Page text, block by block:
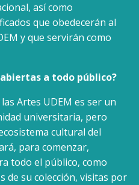
así como
que obedecerán al
y que servirán como
a todo público?
Artes UDEM es ser un
universitaria, pero
cultural del
para comenzar,
todo el público, como
de su colección, visitas por